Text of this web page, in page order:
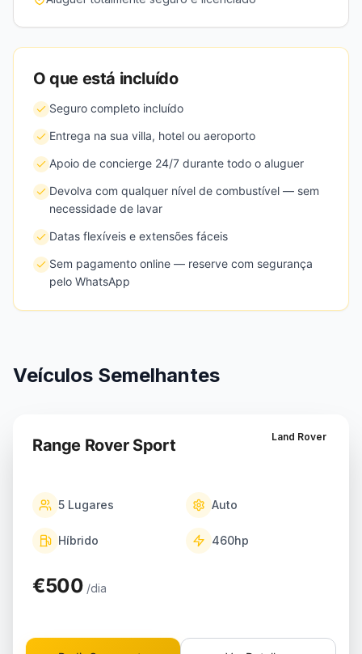
O que está incluído
Seguro completo incluído
Entrega na sua villa, hotel ou aeroporto
Apoio de concierge 24/7 durante todo o aluguer
Devolva com qualquer nível de combustível — sem
necessidade de lavar
Datas flexíveis e extensões fáceis
Sem pagamento online — reserve com segurança
pelo WhatsApp
Veículos Semelhantes
Land Rover
Range Rover Sport
5 Lugares Auto
Híbrido 460hp
€500 /dia